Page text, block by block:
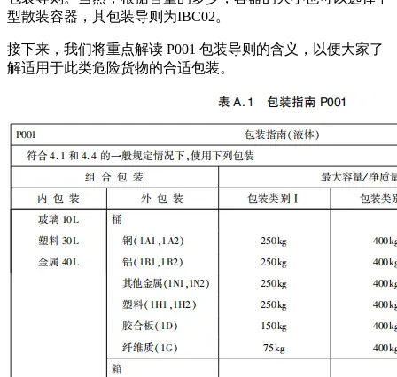
型散装容器，其包装导则为IBC02。
接下来，我们将重点解读 P001 包装导则的含义，以便大家了
解适用于此类危险货物的合适包装。